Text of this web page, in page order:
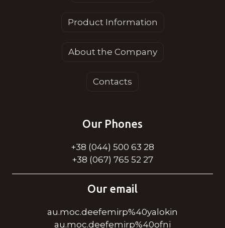
Product Information
About the Company
Contacts
Our Phones
+38 (044) 500 63 28
+38 (067) 765 52 27
Our email
au.moc.deefemirp%40yalokin
au.moc.deefemirp%40ofni